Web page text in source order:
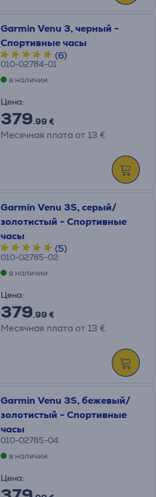
Garmin Venu 3, черный -
Спортивные часы
(6)
010-02784-01
в наличии
Цена:
379.99 €
Месячная плата от 13 €
Garmin Venu 3S, серый/
золотистый - Спортивные
часы
(5)
010-02785-02
в наличии
Цена:
379.99 €
Месячная плата от 13 €
Garmin Venu 3S, бежевый/
золотистый - Спортивные
часы
010-02785-04
в наличии
Цена: